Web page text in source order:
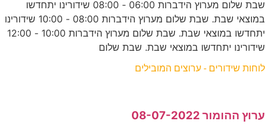
שבת שלום מערוץ הידברות 06:00 - 08:00 שידורינו יתחדשו
במוצאי שבת. שבת שלום מערוץ הידברות 08:00 - 10:00 שידורינו
יתחדשו במוצאי שבת. שבת שלום מערוץ הידברות 10:00 - 12:00
שידורינו יתחדשו במוצאי שבת. שבת שלום
לוחות שידורים - ערוצים המובילים
ערוץ ההומור 08-07-2022